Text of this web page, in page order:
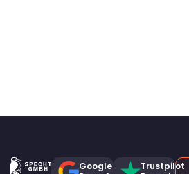
Google
Trustpilot